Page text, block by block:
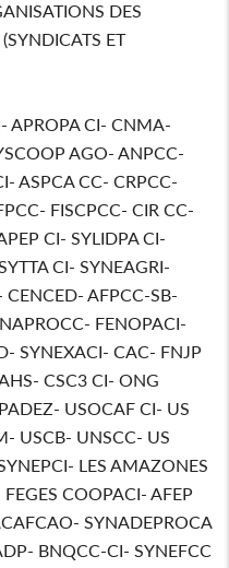
DES
ET
APROPA CI- CNMA-
AGO- ANPCC-
ASPCA CC- CRPCC-
FISCPCC- CIR CC-
CI- SYLIDPA CI-
CI- SYNEAGRI-
AFPCC-SB-
FENOPACI-
SYNEXACI- CAC- FNJP
CSC3 CI- ONG
USOCAF CI- US
USCB- UNSCC- US
LES AMAZONES
COOPACI- AFEP
SYNADEPROCA
BNQCC-CI- SYNEFCC